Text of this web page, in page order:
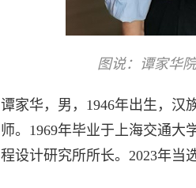
图说：谭家华
谭家华，男，1946年出生，汉
师。1969年毕业于上海交通大
程设计研究所所长。2023年当